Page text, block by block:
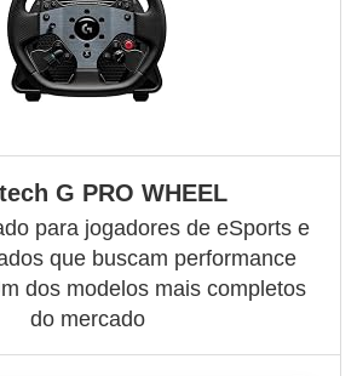
G PRO WHEEL
para jogadores de eSports e
que buscam performance
dos modelos mais completos
do mercado